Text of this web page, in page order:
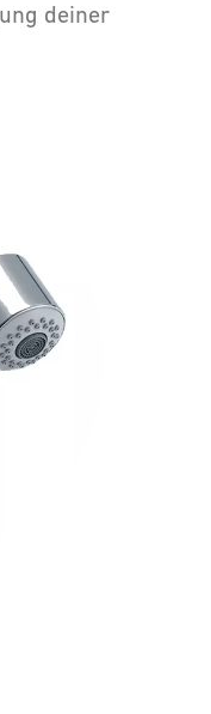
deiner